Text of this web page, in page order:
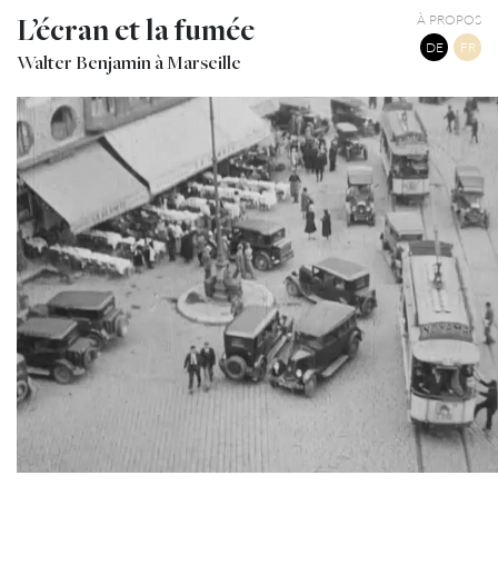
L’écran et la fumée
Walter Benjamin à Marseille
À PROPOS
DE
FR
MARSEILLE VIEUX-PORT